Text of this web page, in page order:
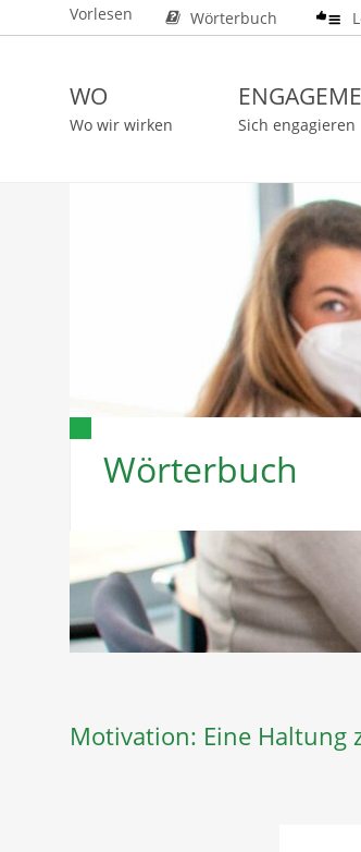
Vorlesen Wörterbuch
WO
Wo wir wirken Sich engagieren
Wörterbuch
Motivation: Eine Haltung